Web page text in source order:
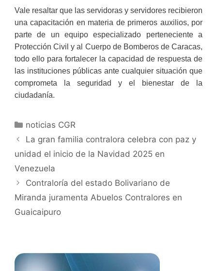
Vale resaltar que las servidoras y servidores recibieron
una capacitación en materia de primeros auxilios, por
parte de un equipo especializado perteneciente a
Protección Civil y al Cuerpo de Bomberos de Caracas,
todo ello para fortalecer la capacidad de respuesta de
las instituciones públicas ante cualquier situación que
comprometa la seguridad y el bienestar de la
ciudadanía.
noticias CGR
La gran familia contralora celebra con paz y
unidad el inicio de la Navidad 2025 en
Venezuela
Contraloría del estado Bolivariano de
Miranda juramenta Abuelos Contralores en
Guaicaipuro